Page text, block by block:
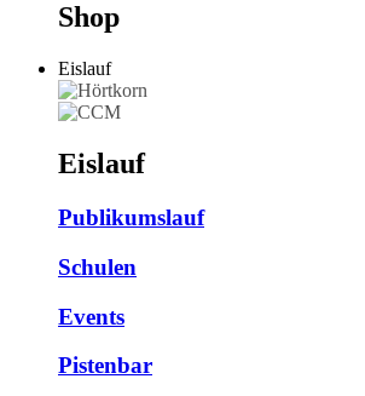
Shop
Eislauf
Eislauf
Publikumslauf
Schulen
Events
Pistenbar